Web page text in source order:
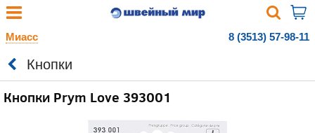
Миасс 8 (3513) 57-98-11
Кнопки
Кнопки Prym Love 393001